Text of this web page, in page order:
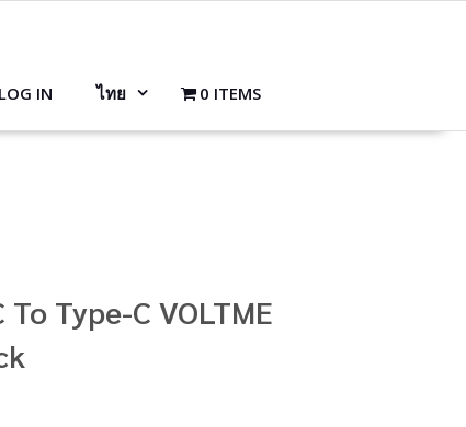
LOG IN ไทย 0 ITEMS
Type-C VOLTME